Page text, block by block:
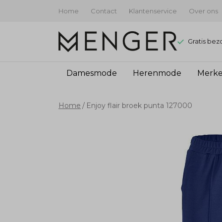
Home Contact Klantenservice Over ons
Gratis
Damesmode Herenmode
EnjoyHome Enjoy flair broek punta 127000